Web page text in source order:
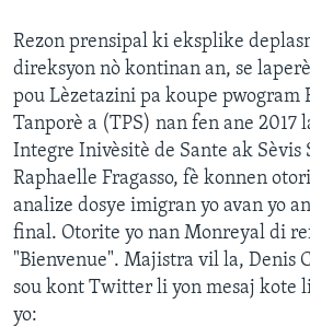
Rezon prensipal ki eksplike
direksyon nò kontinan an, se
pou Lèzetazini pa koupe pwogram
Tanporè a (TPS) nan fen ane 2017
Integre Inivèsitè de Sante ak Sèvis
Raphaelle Fragasso, fè konnen
analize dosye imigran yo avan yo
final. Otorite yo nan Monreyal di
"Bienvenue". Majistra vil la, Denis
sou kont Twitter li yon mesaj kote
yo: